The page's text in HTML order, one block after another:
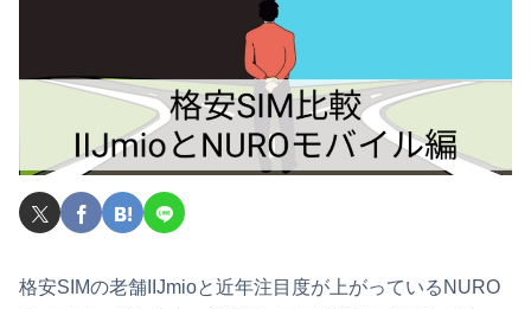
格安SIMの老舗IIJmioと近年注目度が上がっているNURO